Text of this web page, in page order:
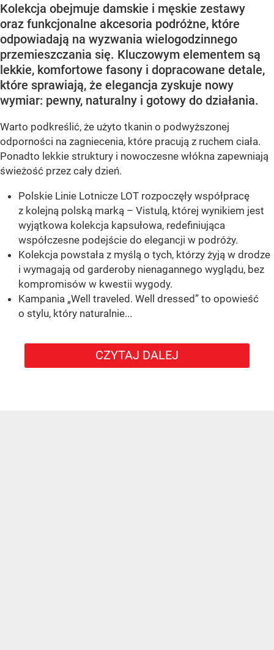
Kolekcja obejmuje damskie i męskie zestawy
oraz funkcjonalne akcesoria podróżne, które
odpowiadają na wyzwania wielogodzinnego
przemieszczania się. Kluczowym elementem są
lekkie, komfortowe fasony i dopracowane detale,
które sprawiają, że elegancja zyskuje nowy
wymiar: pewny, naturalny i gotowy do działania.
Warto podkreślić, że użyto tkanin o podwyższonej
odporności na zagniecenia, które pracują z ruchem ciała.
Ponadto lekkie struktury i nowoczesne włókna zapewniają
świeżość przez cały dzień.
Polskie Linie Lotnicze LOT rozpoczęły współpracę
z kolejną polską marką – Vistulą, której wynikiem jest
wyjątkowa kolekcja kapsułowa, redefiniująca
współczesne podejście do elegancji w podróży.
Kolekcja powstała z myślą o tych, którzy żyją w drodze
i wymagają od garderoby nienagannego wyglądu, bez
kompromisów w kwestii wygody.
Kampania „Well traveled. Well dressed” to opowieść
o stylu, który naturalnie...
CZYTAJ DALEJ